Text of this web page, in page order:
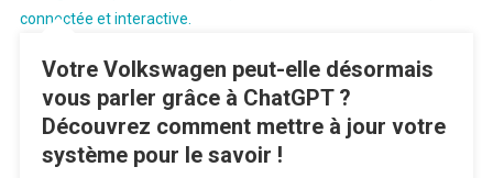
Votre Volkswagen peut-elle désormais
vous parler grâce à ChatGPT ?
Découvrez comment mettre à jour votre
système pour le savoir !